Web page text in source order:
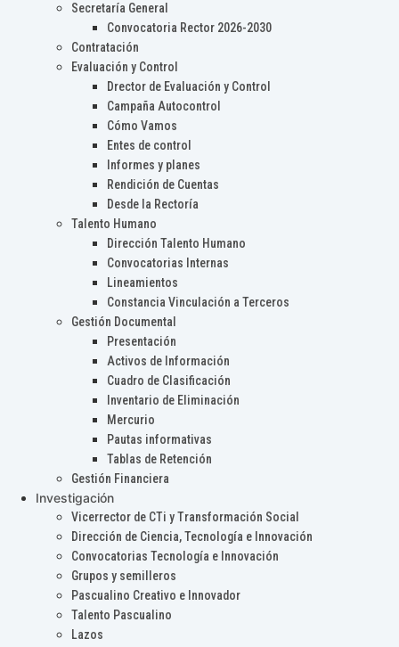
Secretaría General
Convocatoria Rector 2026-2030
Contratación
Evaluación y Control
Drector de Evaluación y Control
Campaña Autocontrol
Cómo Vamos
Entes de control
Informes y planes
Rendición de Cuentas
Desde la Rectoría
Talento Humano
Dirección Talento Humano
Convocatorias Internas
Lineamientos
Constancia Vinculación a Terceros
Gestión Documental
Presentación
Activos de Información
Cuadro de Clasificación
Inventario de Eliminación
Mercurio
Pautas informativas
Tablas de Retención
Gestión Financiera
Investigación
Vicerrector de CTi y Transformación Social
Dirección de Ciencia, Tecnología e Innovación
Convocatorias Tecnología e Innovación
Grupos y semilleros
Pascualino Creativo e Innovador
Talento Pascualino
Lazos